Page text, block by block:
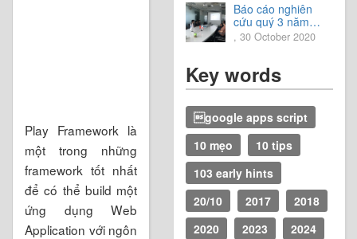
Play Framework là
một trong những
framework tốt nhất
để có thể build một
ứng dụng Web
Application với ngôn
Báo cáo nghiên
cứu quý 3 năm
2020
, 30 October 2020
Key words
google apps script
10 mẹo
10 tips
103 early hints
20/10
2017
2018
2020
2023
2024